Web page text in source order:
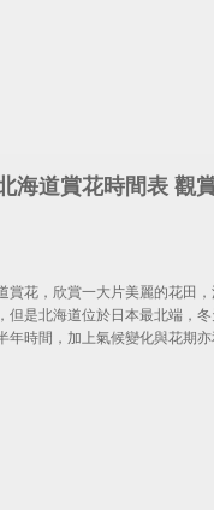
海道賞花時間表 觀
賞花，欣賞一大片美麗的花田
但是北海道位於日本最北端，
年時間，加上氣候變化與花期